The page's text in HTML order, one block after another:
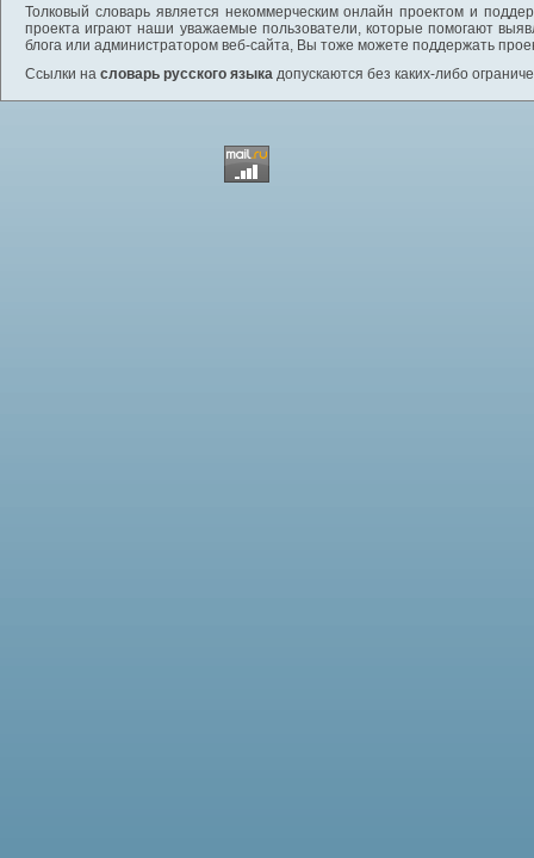
Толковый словарь является некоммерческим онлайн проектом и
проекта играют наши уважаемые пользователи, которые помогают
блога или администратором веб-сайта, Вы тоже можете поддержать
Ссылки на словарь русского языка допускаются без каких-либо